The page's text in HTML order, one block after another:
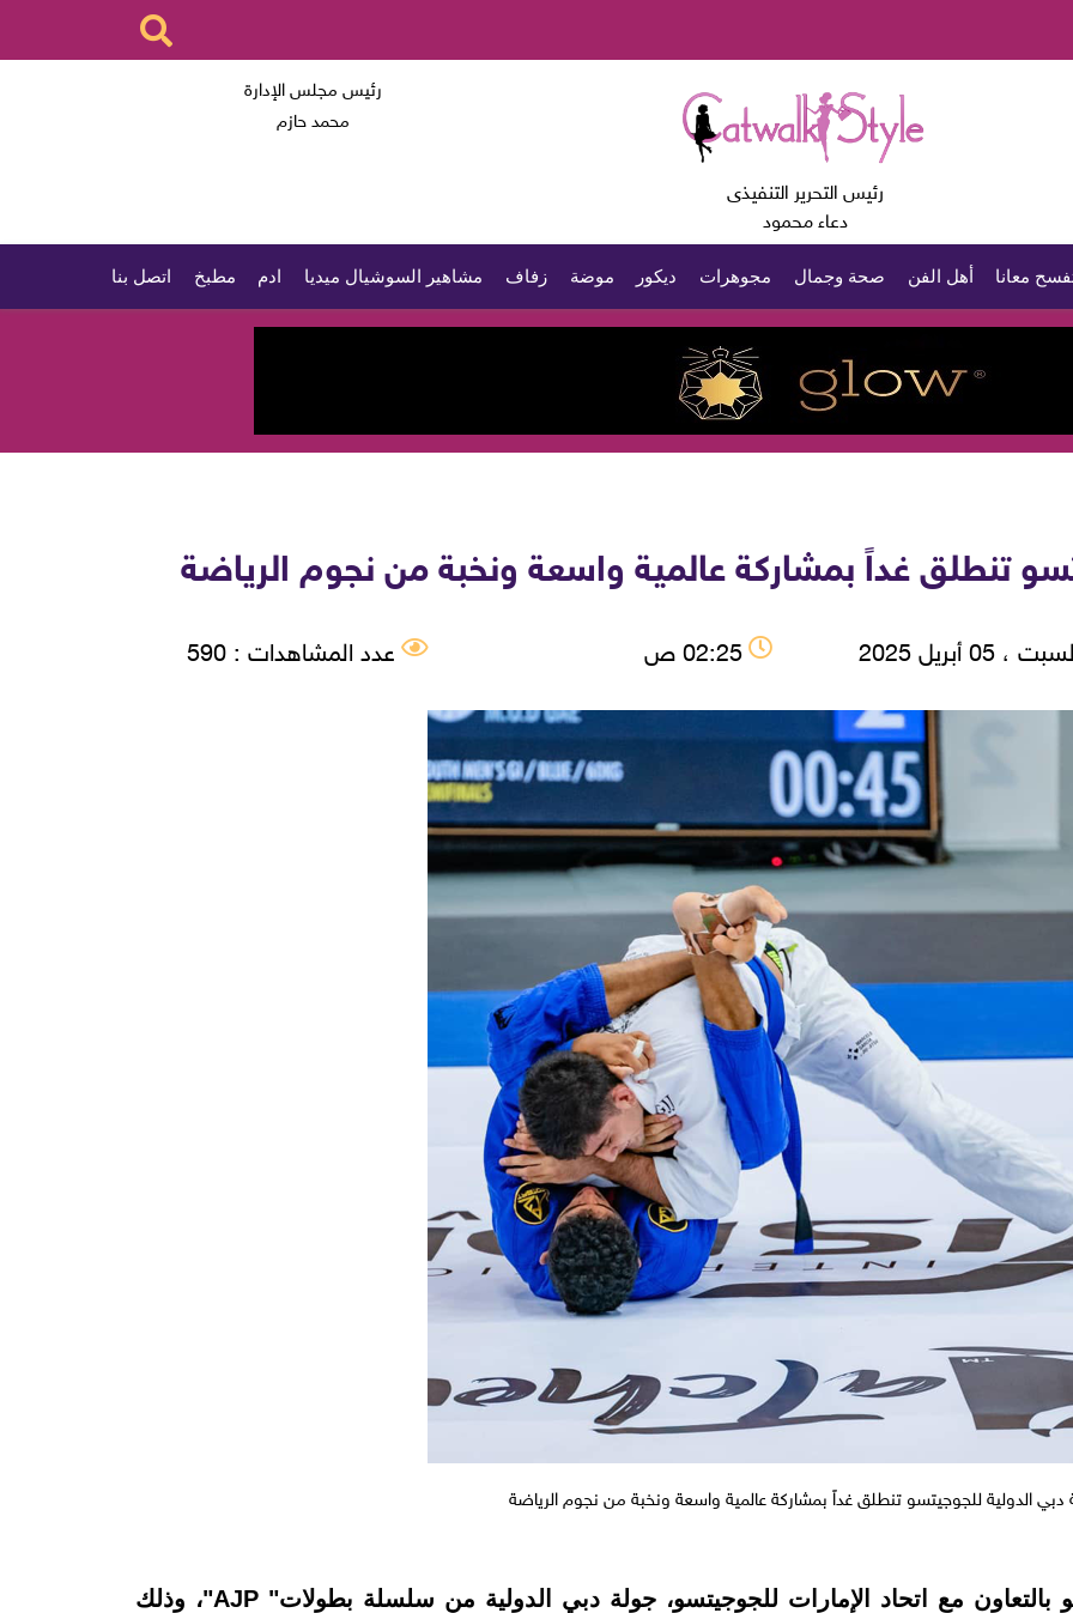
رئيس التحرير التنفيذى
دعاء محمود
رئيس مجلس الإدارة
محمد حازم
معانا أهل الفن صحة وجمال مجوهرات ديكور موضة زفاف مشاهير السوشيال ميديا ادم مطبخ اتصل بنا
تنطلق غداً بمشاركة عالمية واسعة ونخبة من نجوم الرياضة
، 05 أبريل 2025 02:25 ص عدد المشاهدات : 590
دبي الدولية للجوجيتسو تنطلق غداً بمشاركة عالمية واسعة ونخبة من نجوم الرياضة
تنظم رابطة أبوظبي لمحترفي الجوجيتسو بالتعاون مع اتحاد الإمارات للجوجيتسو، جولة دبي الدولية من سلسلة بطولات" AJP"، وذلك